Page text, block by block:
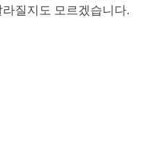
질지도 모르겠습니다.